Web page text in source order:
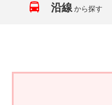
沿線 から探す